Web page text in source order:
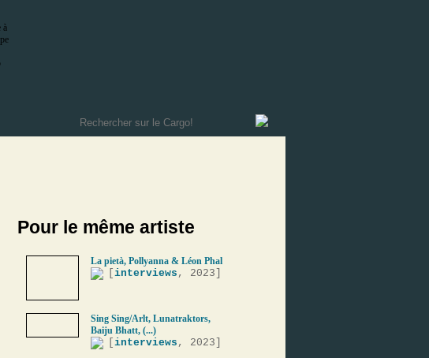
Pour le même artiste
La pietà, Pollyanna & Léon Phal
interviews , 2023]
Sing Sing/Arlt, Lunatraktors,
Baiju Bhatt, (...)
interviews , 2023]